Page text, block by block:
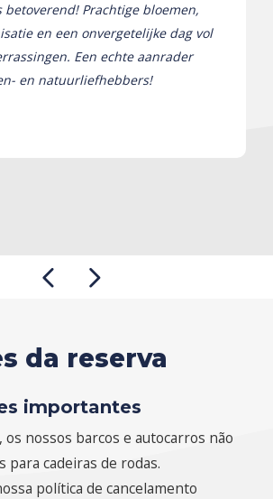
betoverend! Prachtige bloemen,
en een onvergetelijke dag vol
Een echte aanrader
en natuurliefhebbers!
da reserva
importantes
nossos barcos e autocarros não
para cadeiras de rodas.
política de cancelamento